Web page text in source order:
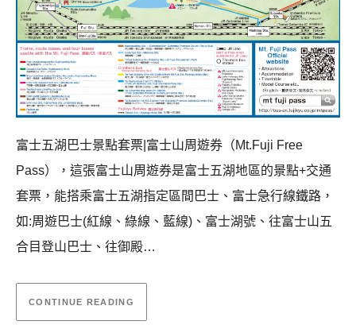
富士五湖巴士景點套票|富士山周遊券（Mt.Fuji Free
Pass），這張富士山周遊券是富士五湖地區的景點+交通
套票，能搭乘富士五湖指定區間巴士、富士急行線鐵路，
如:周遊巴士(紅線、綠線、藍線)、富士湖號、往富士山五
合目登山巴士、往御殿…
CONTINUE READING